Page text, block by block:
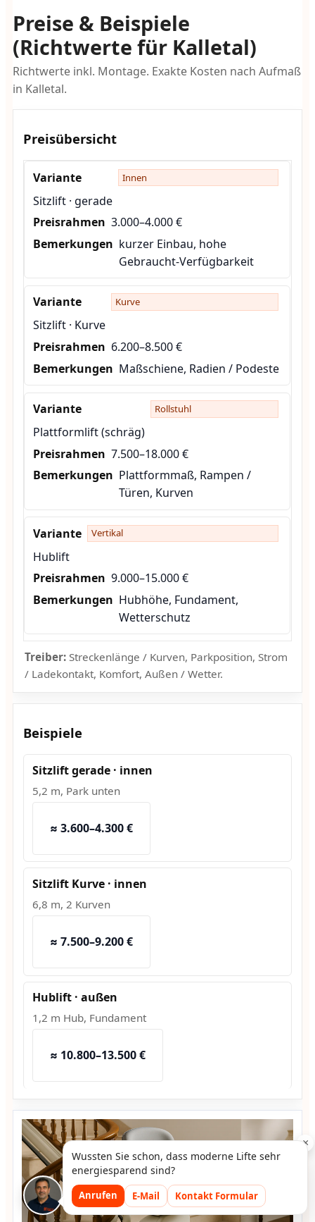
Preise & Beispiele
(Richtwerte für Kalletal)
Richtwerte inkl. Montage. Exakte Kosten nach Aufmaß
in Kalletal.
Preisübersicht
Innen
Sitzlift · gerade
3.000–4.000 €
kurzer Einbau, hohe
Gebraucht-Verfügbarkeit
Kurve
Sitzlift · Kurve
6.200–8.500 €
Maßschiene, Radien / Podeste
Rollstuhl
Plattformlift (schräg)
7.500–18.000 €
Plattformmaß, Rampen /
Türen, Kurven
Vertikal
Hublift
9.000–15.000 €
Hubhöhe, Fundament,
Wetterschutz
Treiber:Streckenlänge / Kurven, Parkposition, Strom
/ Ladekontakt, Komfort, Außen / Wetter.
Beispiele
Sitzlift gerade · innen
5,2 m, Park unten
≈ 3.600–4.300 €
Sitzlift Kurve · innen
6,8 m, 2 Kurven
≈ 7.500–9.200 €
Hublift · außen
1,2 m Hub, Fundament
≈ 10.800–13.500 €
×
Wussten Sie schon, dass moderne Lifte sehr
energiesparend sind?
Anrufen E-Mail Kontakt Formular